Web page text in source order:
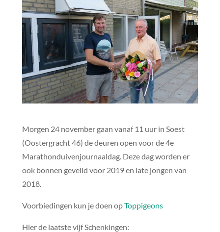
Morgen 24 november gaan vanaf 11 uur in Soest
(Oostergracht 46) de deuren open voor de 4e
Marathonduivenjournaaldag. Deze dag worden er
ook bonnen geveild voor 2019 en late jongen van
2018.
Voorbiedingen kun je doen opToppigeons
Hier de laatste vijf Schenkingen: